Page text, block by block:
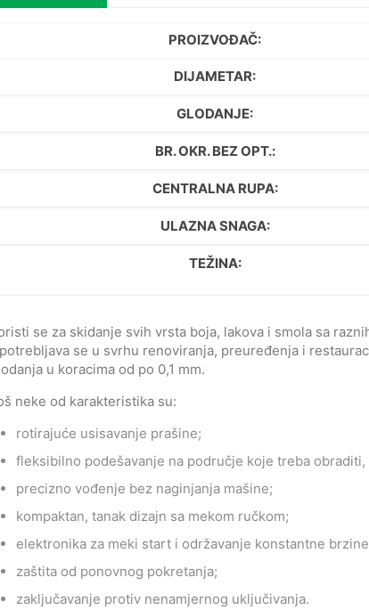
PROIZVOĐAČ:
DIJAMETAR:
GLODANJE:
BR. OKR. BEZ OPT.:
CENTRALNA RUPA:
ULAZNA SNAGA:
TEŽINA:
se za skidanje svih vrsta boja, lakova i smola sa
se u svrhu renoviranja, preuređenja i
u koracima od po 0,1 mm.
neke od karakteristika su:
rotirajuće usisavanje prašine;
fleksibilno podešavanje na područje koje treba
precizno vođenje bez naginjanja mašine;
kompaktan, tanak dizajn sa mekom ručkom;
elektronika za meki start i održavanje konstantne
zaštita od ponovnog pokretanja;
zaključavanje protiv nenamjernog uključivanja.